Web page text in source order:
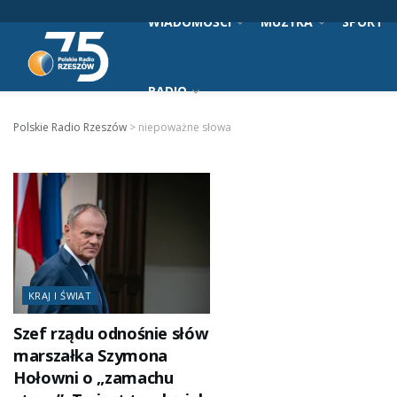
WIADOMOŚCI MUZYKA SPORT
RADIO
Polskie Radio Rzeszów > niepoważne słowa
KRAJ I ŚWIAT
Szef rządu odnośnie słów
marszałka Szymona
Hołowni o „zamachu